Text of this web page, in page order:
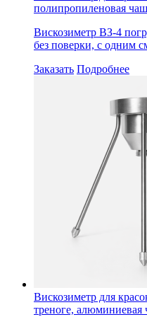
полипропиленовая
Вискозиметр ВЗ-4
без поверки, с одним
Заказать Подробнее
Вискозиметр для
треноге, алюминиевая